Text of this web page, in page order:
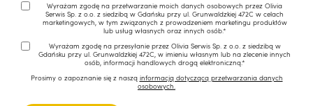
Wyrażam zgodę na przetwarzanie moich danych osobowych przez Olivia
Serwis Sp. z o.o. z siedzibą w Gdańsku przy ul. Grunwaldzkiej 472C w celach
marketingowych, w tym związanych z prowadzeniem marketingu produktów
lub usług własnych oraz innych osób.*
Wyrażam zgodę na przesyłanie przez Olivia Serwis Sp. z o.o. z siedzibą w
Gdańsku przy ul. Grunwaldzkiej 472C, w imieniu własnym lub na zlecenie innych
osób, informacji handlowych drogą elektroniczną.*
Prosimy o zapoznanie się z naszą informacją dotyczącą przetwarzania danych
osobowych.